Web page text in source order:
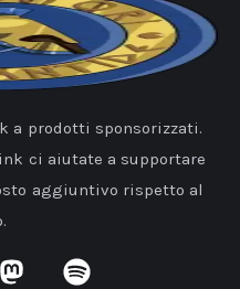
a prodotti sponsorizzati.
ci aiutate a supportare
aggiuntivo rispetto al